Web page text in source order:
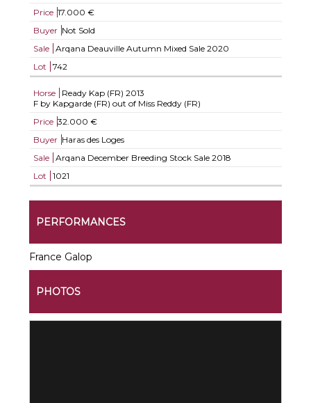
Price 17.000 €
Buyer Not Sold
Sale
Arqana Deauville Autumn Mixed Sale 2020
Lot
742
Horse Ready Kap (FR) 2013
F by Kapgarde (FR) out of Miss Reddy (FR)
Price 32.000 €
Buyer Haras des Loges
Sale
Arqana December Breeding Stock Sale 2018
Lot
1021
PERFORMANCES
France Galop
PHOTOS